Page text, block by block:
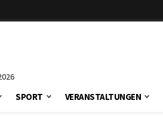
SPORT VERANSTALTUNGEN